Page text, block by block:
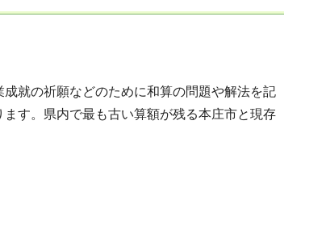
就の祈願などのために和算の問題や解法を記
す。県内で最も古い算額が残る本庄市と現存